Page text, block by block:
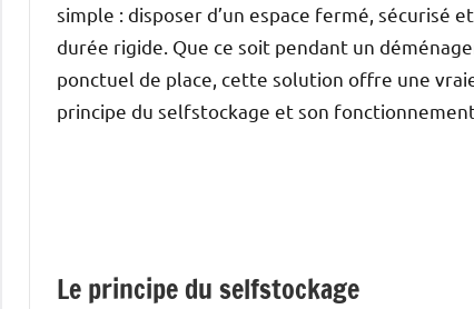
simple : disposer d’un espace fermé, sécurisé
durée rigide. Que ce soit pendant un
ponctuel de place, cette solution offre une
principe du selfstockage et son
Le principe du selfstockage